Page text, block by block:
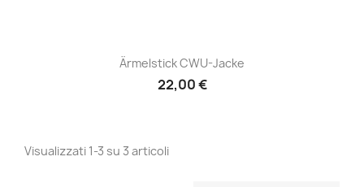
Anteprima
Ärmelstick CWU-Jacke
22,00 €
Visualizzati 1-3 su 3 articoli